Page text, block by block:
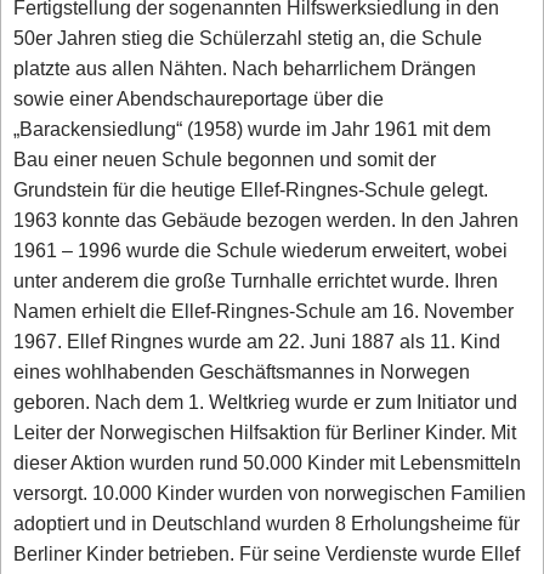
Fertigstellung der sogenannten Hilfswerksiedlung in den
50er Jahren stieg die Schülerzahl stetig an, die Schule
platzte aus allen Nähten. Nach beharrlichem Drängen
sowie einer Abendschaureportage über die
„Barackensiedlung“ (1958) wurde im Jahr 1961 mit dem
Bau einer neuen Schule begonnen und somit der
Grundstein für die heutige Ellef-Ringnes-Schule gelegt.
1963 konnte das Gebäude bezogen werden. In den Jahren
1961 – 1996 wurde die Schule wiederum erweitert, wobei
unter anderem die große Turnhalle errichtet wurde. Ihren
Namen erhielt die Ellef-Ringnes-Schule am 16. November
1967. Ellef Ringnes wurde am 22. Juni 1887 als 11. Kind
eines wohlhabenden Geschäftsmannes in Norwegen
geboren. Nach dem 1. Weltkrieg wurde er zum Initiator und
Leiter der Norwegischen Hilfsaktion für Berliner Kinder. Mit
dieser Aktion wurden rund 50.000 Kinder mit Lebensmitteln
versorgt. 10.000 Kinder wurden von norwegischen Familien
adoptiert und in Deutschland wurden 8 Erholungsheime für
Berliner Kinder betrieben. Für seine Verdienste wurde Ellef